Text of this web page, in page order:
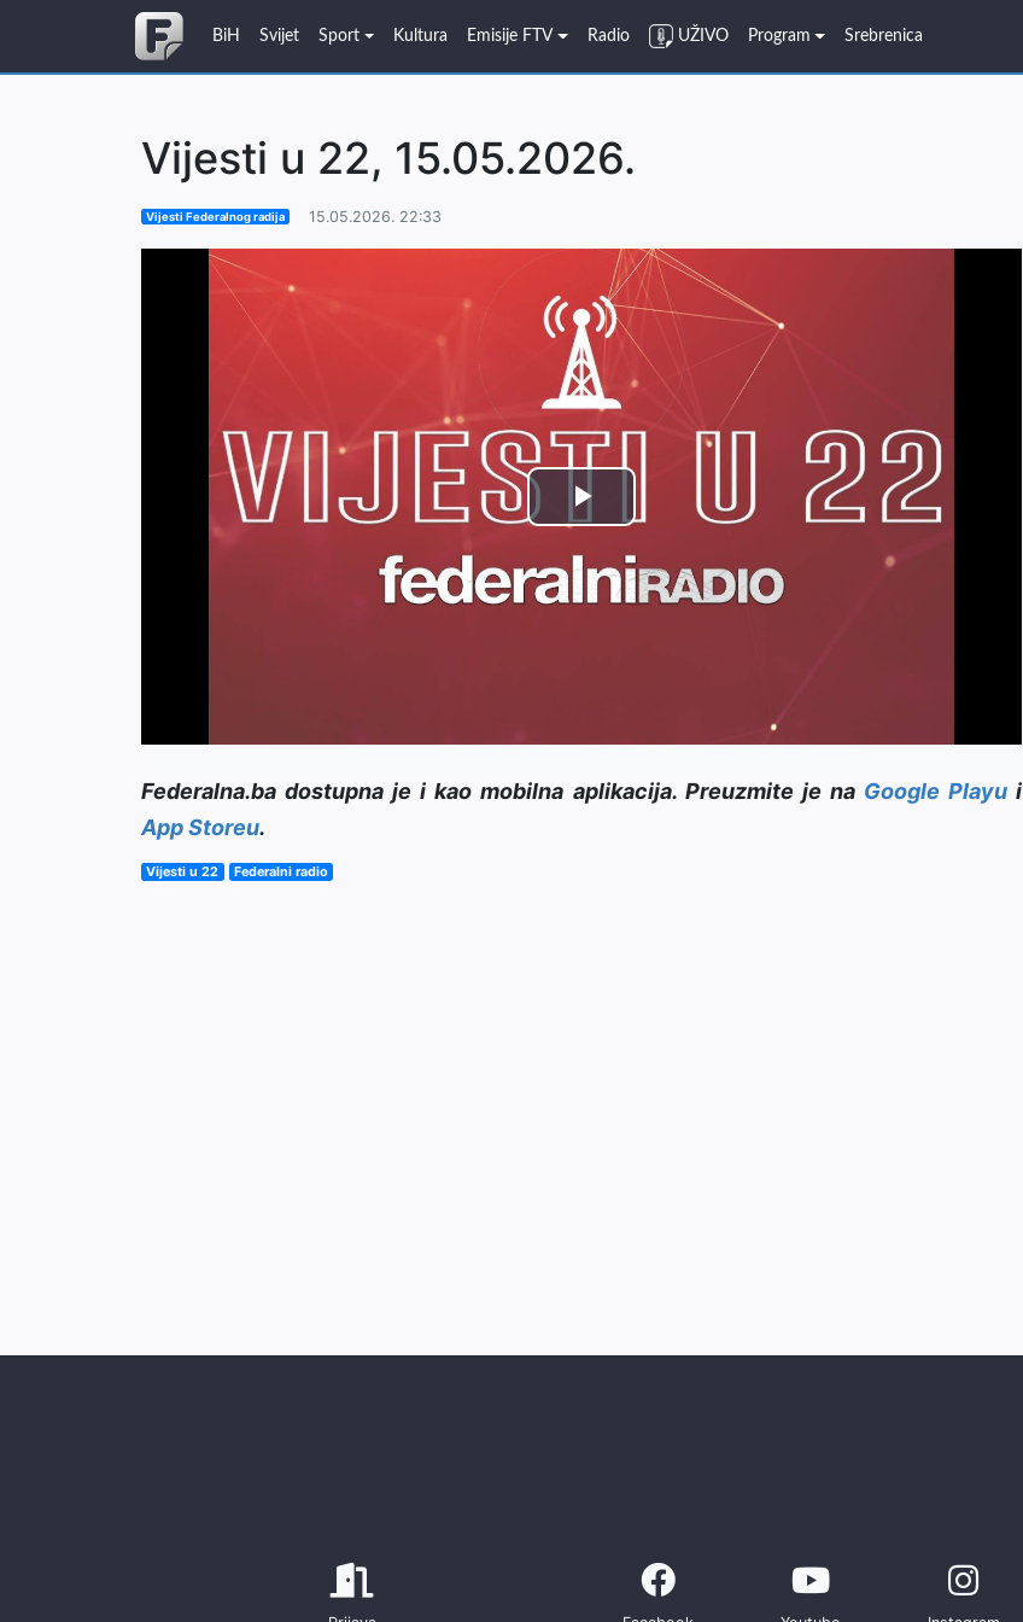
BiH Svijet Sport Kultura Emisije FTV Radio UŽIVO Program Srebrenica
Vijesti u 22, 15.05.2026.
Vijesti Federalnog radija 15.05.2026. 22:33
Play
Video
Federalna.ba dostupna je i kao mobilna aplikacija. Preuzmite je na Google Playui
App Storeu.
Vijesti u 22 Federalni radio